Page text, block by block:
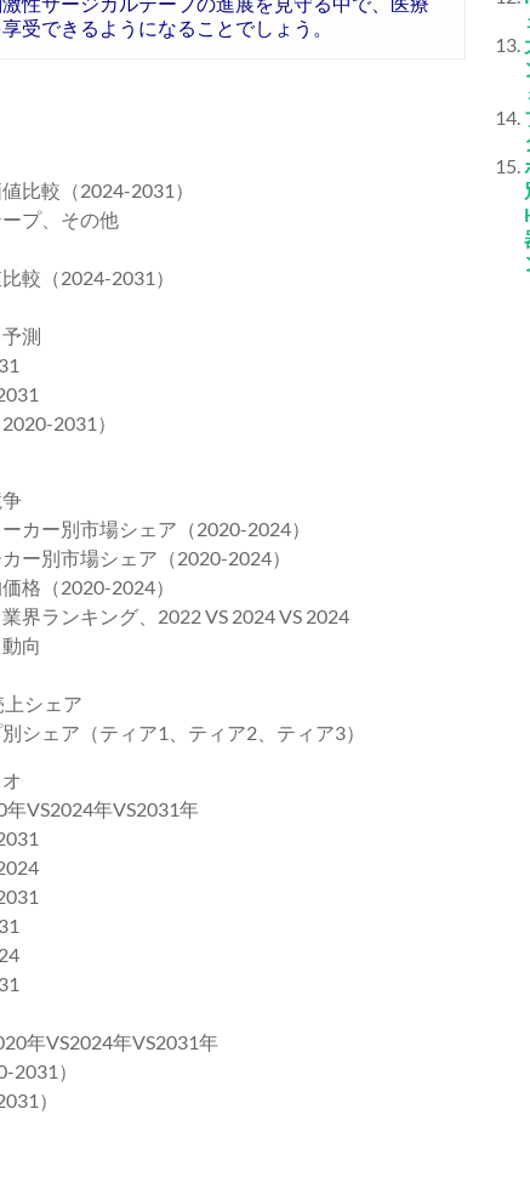
受できるようになることでしょう。
比較（2024-2031）
プ、その他
較（2024-2031）
測
2031）
カー別市場シェア（2020-2024）
ー別市場シェア（2020-2024）
格（2020-2024）
界ランキング、2022 VS 2024 VS 2024
向
シェア
シェア（ティア1、ティア2、ティア3）
VS2024年VS2031年
年VS2024年VS2031年
）
）